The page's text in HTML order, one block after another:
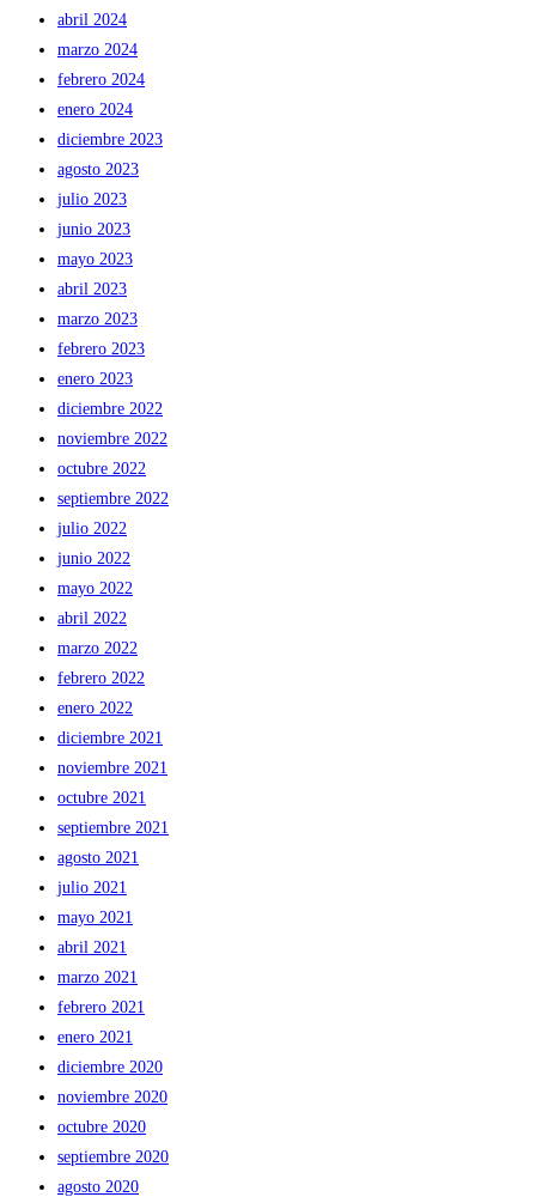
abril 2024
marzo 2024
febrero 2024
enero 2024
diciembre 2023
agosto 2023
julio 2023
junio 2023
mayo 2023
abril 2023
marzo 2023
febrero 2023
enero 2023
diciembre 2022
noviembre 2022
octubre 2022
septiembre 2022
julio 2022
junio 2022
mayo 2022
abril 2022
marzo 2022
febrero 2022
enero 2022
diciembre 2021
noviembre 2021
octubre 2021
septiembre 2021
agosto 2021
julio 2021
mayo 2021
abril 2021
marzo 2021
febrero 2021
enero 2021
diciembre 2020
noviembre 2020
octubre 2020
septiembre 2020
agosto 2020